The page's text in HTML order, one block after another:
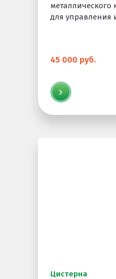
для управления
45 000 руб.
Цистерна